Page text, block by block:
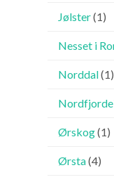
Jølster(1)
Nesset i
Norddal(1)
Ørskog(1)
Ørsta(4)